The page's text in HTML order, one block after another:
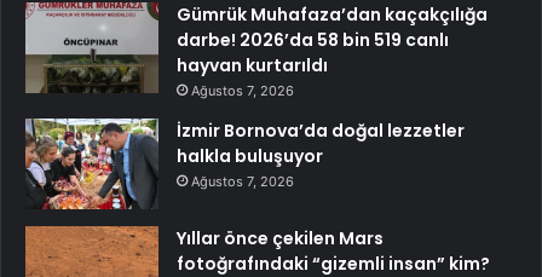
Gümrük Muhafaza’dan kaçakçılığa
darbe! 2026’da 58 bin 519 canlı
hayvan kurtarıldı
Ağustos 7, 2026
İzmir Bornova’da doğal lezzetler
halkla buluşuyor
Ağustos 7, 2026
Yıllar önce çekilen Mars
fotoğrafındaki “gizemli insan” kim?